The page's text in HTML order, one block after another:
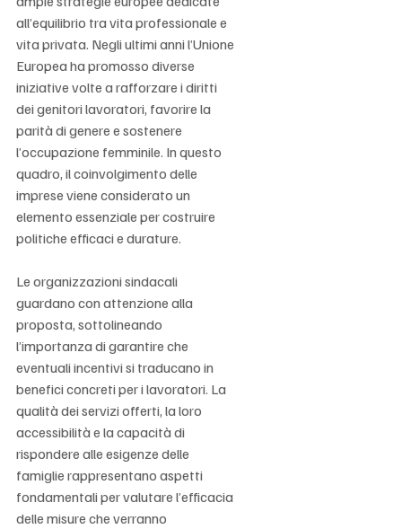
all’equilibrio tra vita professionale e
vita privata. Negli ultimi anni l’Unione
Europea ha promosso diverse
iniziative volte a rafforzare i diritti
dei genitori lavoratori, favorire la
parità di genere e sostenere
l’occupazione femminile. In questo
quadro, il coinvolgimento delle
imprese viene considerato un
elemento essenziale per costruire
politiche efficaci e durature.
Le organizzazioni sindacali
guardano con attenzione alla
proposta, sottolineando
l’importanza di garantire che
eventuali incentivi si traducano in
benefici concreti per i lavoratori. La
qualità dei servizi offerti, la loro
accessibilità e la capacità di
rispondere alle esigenze delle
famiglie rappresentano aspetti
fondamentali per valutare l’efficacia
delle misure che verranno